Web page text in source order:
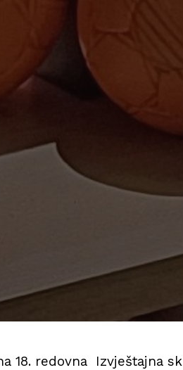
18. redovna Izvještajna